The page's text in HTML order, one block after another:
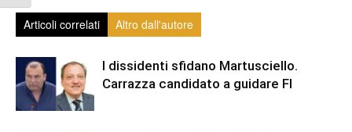
Articoli correlati Altro dall'autore
I dissidenti sfidano Martusciello.
Carrazza candidato a guidare FI